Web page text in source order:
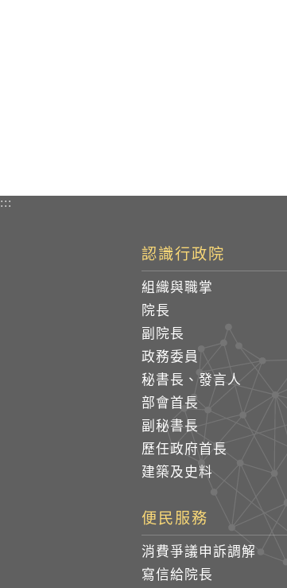
:::
認識行政院
組織與職掌
院長
副院長
政務委員
秘書長、發言人
部會首長
副秘書長
歷任政府首長
建築及史料
便民服務
消費爭議申訴調解
寫信給院長